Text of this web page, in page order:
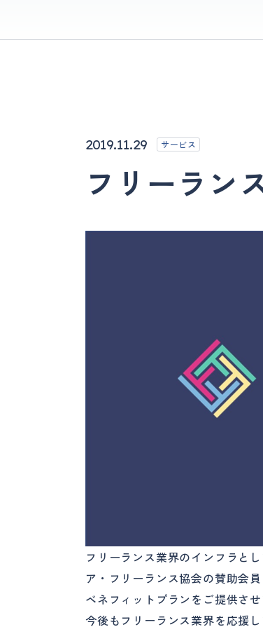
2019.11.29 サービス
フリーラン
フリーランス業界のインフラと
ア・フリーランス協会の賛助会員
ベネフィットプランをご提供さ
今後もフリーランス業界を応援し